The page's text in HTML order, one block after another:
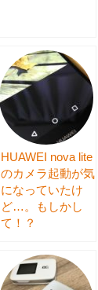
HUAWEI nova lite
のカメラ起動が気
になっていたけ
ど…。もしかし
て！？